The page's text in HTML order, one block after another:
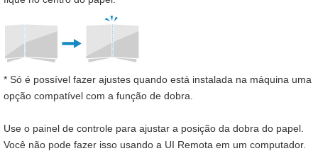
* Só é possível fazer ajustes quando está instalada na máquina uma
opção compatível com a função de dobra.
Use o painel de controle para ajustar a posição da dobra do papel.
Você não pode fazer isso usando a UI Remota em um computador.